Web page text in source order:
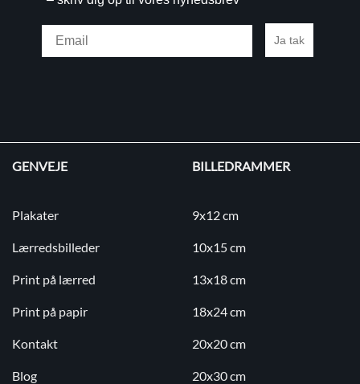
Ja tak
GENVEJE
Plakater
Lærredsbilleder
Print på lærred
Print på papir
Kontakt
Blog
BILLEDRAMMER
9x12 cm
10x15 cm
13x18 cm
18x24 cm
20x20 cm
20x30 cm